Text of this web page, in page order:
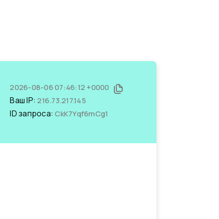
2026-08-06 07:46:12 +0000
Ваш IP:216.73.217.145
ID запроса:CkK7Yqf6mCg1